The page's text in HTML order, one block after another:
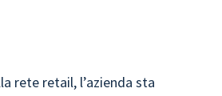
rete retail, l’azienda sta